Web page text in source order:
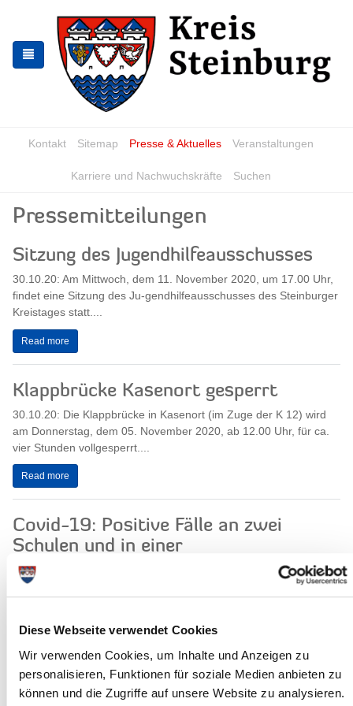
Diese Webseite verwendet Cookies
Wir verwenden Cookies, um Inhalte und Anzeigen zu
personalisieren, Funktionen für soziale Medien anbieten zu
können und die Zugriffe auf unsere Website zu analysieren.
springen
springen
Kontakt Sitemap Presse & Aktuelles Veranstaltungen
Karriere und Nachwuchskräfte Suchen
Pressemitteilungen
Sitzung des Jugendhilfeausschusses
30.10.20: Am Mittwoch, dem 11. November 2020, um 17.00 Uhr,
findet eine Sitzung des Ju-gendhilfeausschusses des Steinburger
Kreistages statt....
Read more
Klappbrücke Kasenort gesperrt
30.10.20: Die Klappbrücke in Kasenort (im Zuge der K 12) wird
am Donnerstag, dem 05. November 2020, ab 12.00 Uhr, für ca.
vier Stunden vollgesperrt....
Read more
Covid-19: Positive Fälle an zwei
Schulen und in einer
Kindertagseinrichtung im Kreis
Steinburg
an zwei unterschiedlichen Schulen und in einer
Read more